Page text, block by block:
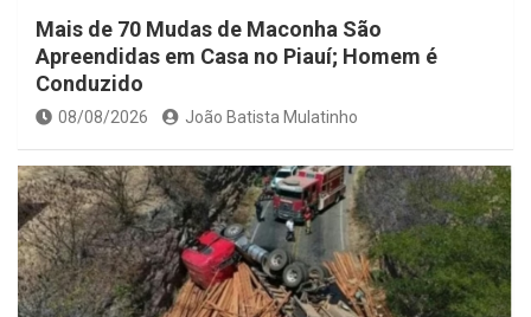
Mais de 70 Mudas de Maconha São
Apreendidas em Casa no Piauí; Homem é
Conduzido
08/08/2026 João Batista Mulatinho